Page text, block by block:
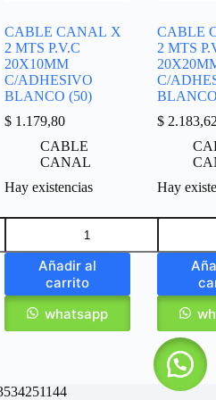
CABLE CANAL X
2 MTS P.V.C
20X10MM
C/ADHESIVO
BLANCO (50)
$ 1.179,80
CABLE
CANAL
Hay existencias
Añadir al
carrito
whatsapp
CABLE
2 MTS
C/
$
Hay